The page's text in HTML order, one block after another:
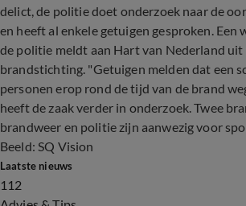
delict, de politie doet onderzoek naar de
en heeft al enkele getuigen gesproken. Een
de politie meldt aan Hart van Nederland uit
brandstichting. "Getuigen melden dat een
personen erop rond de tijd van de brand
heeft de zaak verder in onderzoek. Twee
brandweer en politie zijn aanwezig voor
Beeld: SQ Vision
Laatste nieuws
112